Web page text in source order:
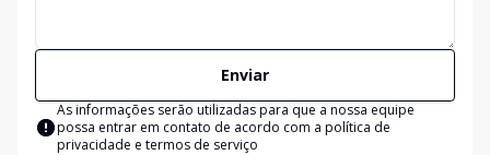
Enviar
As informações serão utilizadas para que a nossa equipe
possa entrar em contato de acordo com a política de
privacidade e termos de serviço